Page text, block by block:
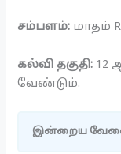
சம்பளம்: மாதம்
கல்வி தகுதி: 12
வேண்டும்.
இன்றைய